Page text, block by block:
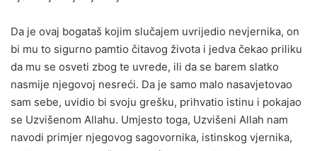
Da je ovaj bogataš kojim slučajem uvrijedio nevjernika, on
bi mu to sigurno pamtio čitavog života i jedva čekao priliku
da mu se osveti zbog te uvrede, ili da se barem slatko
nasmije njegovoj nesreći. Da je samo malo nasavjetovao
sam sebe, uvidio bi svoju grešku, prihvatio istinu i pokajao
se Uzvišenom Allahu. Umjesto toga, Uzvišeni Allah nam
navodi primjer njegovog sagovornika, istinskog vjernika,